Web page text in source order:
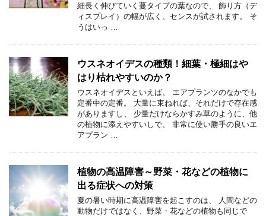
細長く伸びていく蔓タイプの葉なので、 飾り方（デ
ィスプレイ）の幅が広く、センスが試されます。 そ
うはいっ …
ウスネオイデスの種類！細葉・極細はや
はり枯れやすいのか？
ウスネオイデスといえば、 エアプランツのなかでも
定番中の定番。 大量に束ねれば、それだけで存在感
がありますし、 少量だけならかすみ草のように、他
の植物に添えやすいしで、 非常に使い勝手の良いエ
アプラン …
植物の高温障害～野菜・花などの植物に
出る症状への対策
夏の暑い時期に高温障害を起こすのは、 人間などの
動物だけではなく、野菜・花などの植物も同じで